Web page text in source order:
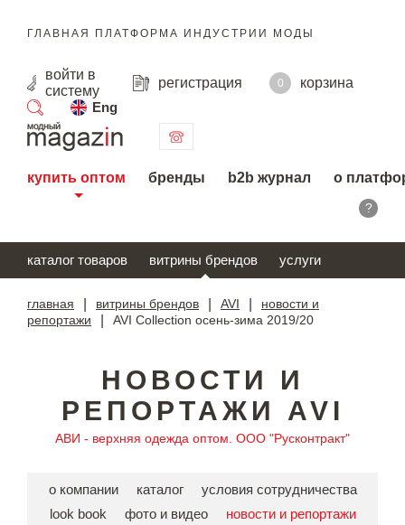
ГЛАВНАЯ ПЛАТФОРМА ИНДУСТРИИ МОДЫ
войти в
систему
регистрация 0
корзина
Eng
поиск
купить оптом бренды b2b журнал о
?
каталог товаров витрины брендов услуги
главная витрины брендов AVI
новости и
репортажи
AVI Collection осень-зима 2019/20
НОВОСТИ И
РЕПОРТАЖИ AVI
АВИ - верхняя одежда оптом. ООО "Русконтракт"
о компании каталог
условия сотрудничества
look book
фото и видео
новости и репортажи